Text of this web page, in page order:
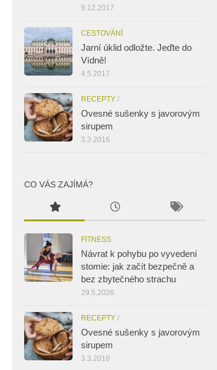
9.12.2017
CESTOVÁNÍ
Jarní úklid odložte. Jeďte do
Vídně!
4.5.2017
RECEPTY /
Ovesné sušenky s javorovým
sirupem
3.3.2016
CO VÁS ZAJÍMÁ?
FITNESS
Návrat k pohybu po vyvedení
stomie: jak začít bezpečně a
bez zbytečného strachu
29.5.2026
RECEPTY /
Ovesné sušenky s javorovým
sirupem
3.3.2016